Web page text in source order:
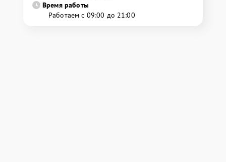
Время работы
Работаем с 09:00 до 21:00